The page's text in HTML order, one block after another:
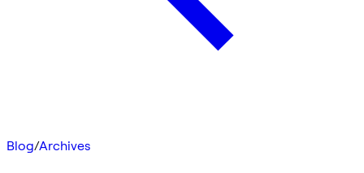
Blog/Archives